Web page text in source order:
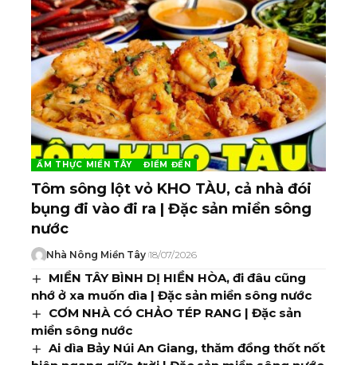
ẨM THỰC MIỀN TÂY ĐIỂM ĐẾN
Tôm sông lột vỏ KHO TÀU, cả nhà đói
bụng đi vào đi ra | Đặc sản miền sông
nước
Nhà Nông Miền Tây 18/07/2026
MIỀN TÂY BÌNH DỊ HIỀN HÒA, đi đâu cũng
nhớ ở xa muốn dìa | Đặc sản miền sông nước
CƠM NHÀ CÓ CHẢO TÉP RANG | Đặc sản
miền sông nước
Ai dìa Bảy Núi An Giang, thăm đồng thốt nốt